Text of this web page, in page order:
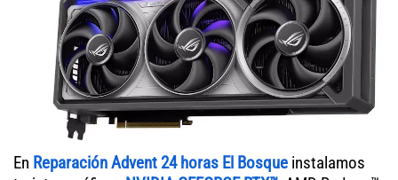
En Reparación Advent 24 horas El Bosque instalamos